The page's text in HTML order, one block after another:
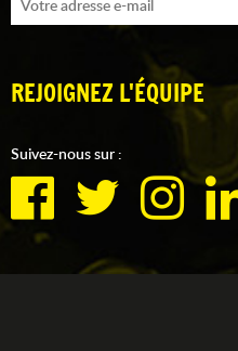
REJOIGNEZ L'ÉQUIPE
Suivez-nous sur :